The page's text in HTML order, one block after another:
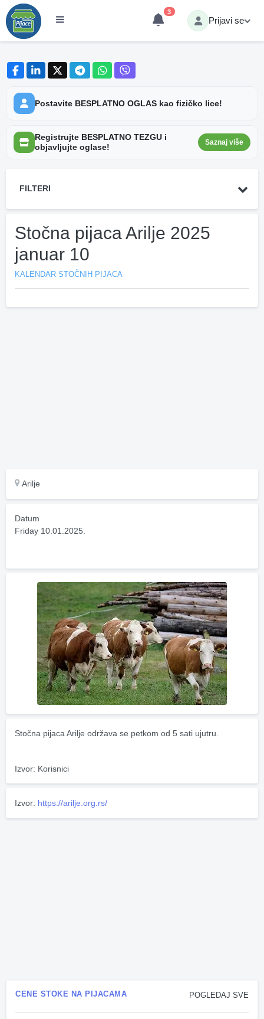
3
Prijavi se
Postavite BESPLATNO OGLAS kao fizičko lice!
Registrujte BESPLATNO TEZGU i
objavljujte oglase!
Saznaj više
FILTERI
Stočna pijaca Arilje 2025
januar 10
KALENDAR STOČNIH PIJACA
Arilje
Datum
Friday 10.01.2025.
Stočna pijaca Arilje održava se petkom od 5 sati ujutru.
Izvor: Korisnici
Izvor: https://arilje.org.rs/
POGLEDAJ SVE
CENE STOKE NA PIJACAMA